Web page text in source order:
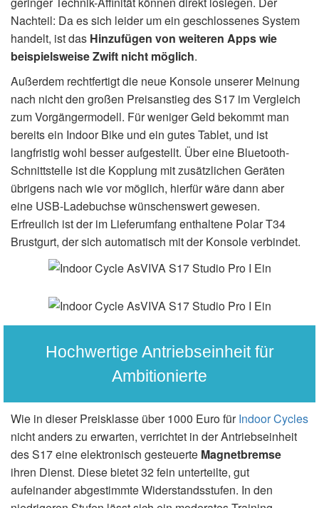
Nachteil: Da es sich leider um ein geschlossenes System
handelt, ist das Hinzufügen von weiteren Apps wie
beispielsweiseZwift nicht möglich.
Außerdem rechtfertigt die neue Konsole unserer Meinung
nach nicht den großen Preisanstieg des S17 im Vergleich
zum Vorgängermodell. Für weniger Geld bekommt man
bereits ein Indoor Bike und ein gutes Tablet, und ist
langfristig wohl besser aufgestellt. Über eine Bluetooth-
Schnittstelle ist die Kopplung mit zusätzlichen Geräten
übrigens nach wie vor möglich, hierfür wäre dann aber
eine USB-Ladebuchse wünschenswert gewesen.
Erfreulich ist der im Lieferumfang enthaltene Polar T34
Brustgurt, der sich automatisch mit der Konsole verbindet.
Hochwertige Antriebseinheit für
Ambitionierte
Wie in dieser Preisklasse über 1000 Euro fürIndoor Cycles
nicht anders zu erwarten, verrichtet in der Antriebseinheit
des S17 eine elektronisch gesteuerte Magnetbremse
ihren Dienst. Diese bietet 32 fein unterteilte, gut
aufeinander abgestimmte Widerstandsstufen. In den